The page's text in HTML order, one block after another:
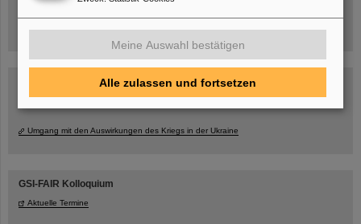
Umgang mit den Auswirkungen des Kriegs in der Ukraine
GSI-FAIR Kolloquium
Aktuelle Termine
Meine Auswahl bestätigen
Alle zulassen und fortsetzen